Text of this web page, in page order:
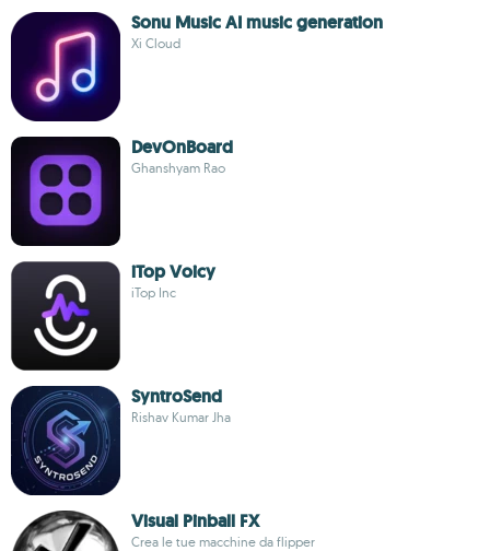
Sonu Music AI music generation
Xi Cloud
DevOnBoard
Ghanshyam Rao
iTop Voicy
iTop Inc
SyntroSend
Rishav Kumar Jha
Visual Pinball FX
Crea le tue macchine da flipper